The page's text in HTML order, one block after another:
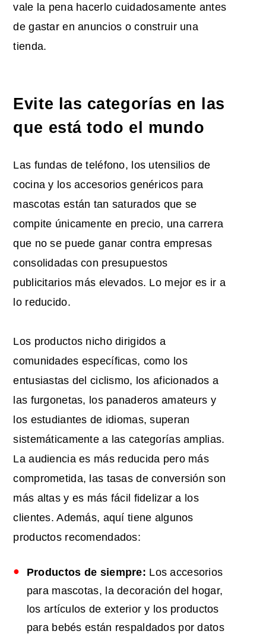
vale la pena hacerlo cuidadosamente antes
de gastar en anuncios o construir una
tienda.
Evite las categorías en las
que está todo el mundo
Las fundas de teléfono, los utensilios de
cocina y los accesorios genéricos para
mascotas están tan saturados que se
compite únicamente en precio, una carrera
que no se puede ganar contra empresas
consolidadas con presupuestos
publicitarios más elevados. Lo mejor es ir a
lo reducido.
Los productos nicho dirigidos a
comunidades específicas, como los
entusiastas del ciclismo, los aficionados a
las furgonetas, los panaderos amateurs y
los estudiantes de idiomas, superan
sistemáticamente a las categorías amplias.
La audiencia es más reducida pero más
comprometida, las tasas de conversión son
más altas y es más fácil fidelizar a los
clientes. Además, aquí tiene algunos
productos recomendados:
Productos de siempre: Los accesorios
para mascotas, la decoración del hogar,
los artículos de exterior y los productos
para bebés están respaldados por datos